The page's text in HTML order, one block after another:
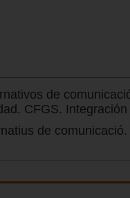
de
CFGS.
de